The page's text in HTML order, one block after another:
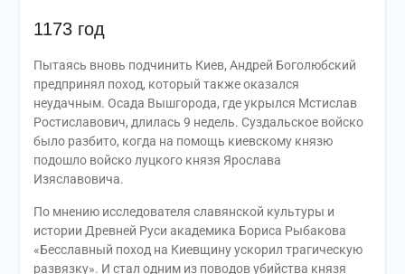
1173 год
Пытаясь вновь подчинить Киев, Андрей Боголюбский
предпринял поход, который также оказался
неудачным. Осада Вышгорода, где укрылся Мстислав
Ростиславович, длилась 9 недель. Суздальское войско
было разбито, когда на помощь киевскому князю
подошло войско луцкого князя Ярослава
Изяславовича.
По мнению исследователя славянской культуры и
истории Древней Руси академика Бориса Рыбакова
«Бесславный поход на Киевщину ускорил трагическую
развязку». И стал одним из поводов убийства князя